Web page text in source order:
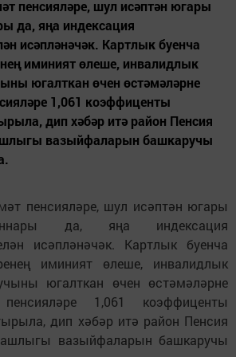
пенсияләре, шул исәптән югары
да, яңа индексация
исәпләнәчәк. Картлык буенча
иминият өлеше, инвалидлык
югалткан өчен өстәмәләрне
1,061 коэффиценты
дип хәбәр итә район Пенсия
вазыйфаларын башкаручы
пенсияләре, шул исәптән югары
да, яңа индексация
исәпләнәчәк. Картлык буенча
иминият өлеше, инвалидлык
югалткан өчен өстәмәләрне
1,061 коэффиценты
дип хәбәр итә район Пенсия
вазыйфаларын башкаручы